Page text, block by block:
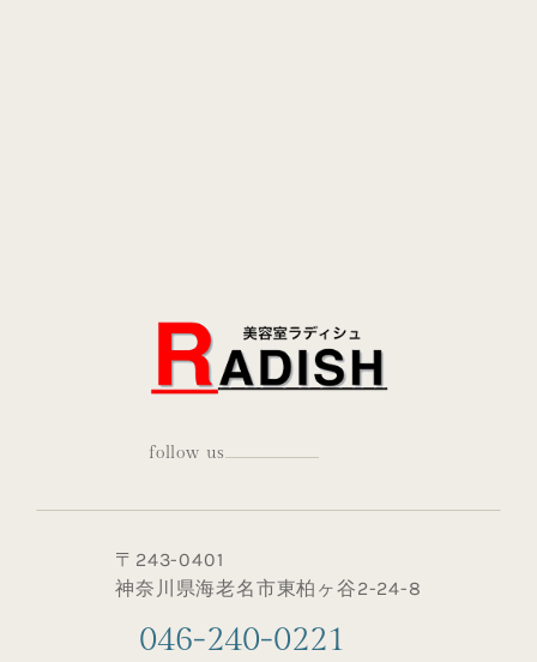
follow us
〒243-0401
神奈川県海老名市東柏ヶ谷2-24-8
046-240-0221